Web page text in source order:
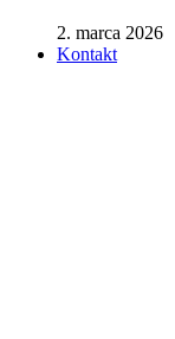
2. marca 2026
Kontakt